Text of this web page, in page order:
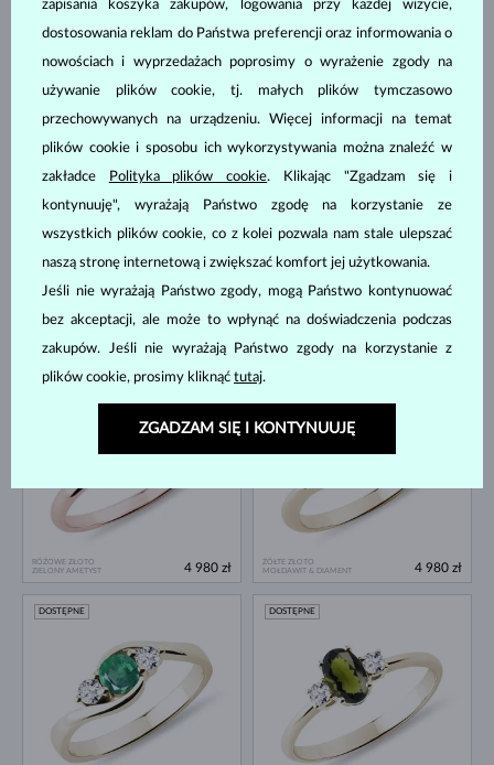
DOSTĘPNE DOSTĘPNE
RÓŻOWE ZŁOTO
ZIELONY AMETYST
DOSTĘPNE
4 980 zł
ŻÓŁTE ZŁOTO
MOŁDAWIT & DIAMENT
4 980 zł
DOSTĘPNE DOSTĘPNE
zapisania koszyka zakupów, logowania przy każdej wizycie,
dostosowania reklam do Państwa preferencji oraz informowania o
nowościach i wyprzedażach poprosimy o wyrażenie zgody na
używanie plików cookie, tj. małych plików tymczasowo
przechowywanych na urządzeniu. Więcej informacji na temat
plików cookie i sposobu ich wykorzystywania można znaleźć w
zakładce
Polityka plików cookie. Klikając "Zgadzam się i
kontynuuję", wyrażają Państwo zgodę na korzystanie ze
wszystkich plików cookie, co z kolei pozwala nam stale ulepszać
naszą stronę internetową i zwiększać komfort jej użytkowania.
Jeśli nie wyrażają Państwo zgody, mogą Państwo kontynuować
bez akceptacji, ale może to wpłynąć na doświadczenia podczas
zakupów. Jeśli nie wyrażają Państwo zgody na korzystanie z
plików cookie, prosimy kliknąć tutaj.
ZGADZAM SIĘ I KONTYNUUJĘ